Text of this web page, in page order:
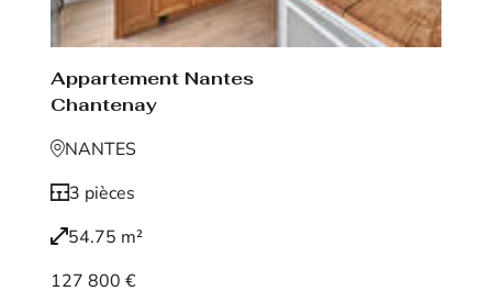
Appartement Nantes
Chantenay
NANTES
3 pièces
54.75 m²
127 800 €